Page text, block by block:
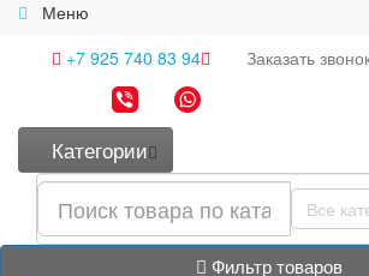
Меню
+7 925 740 83 94
Заказать
Категории
Все
Фильтр товаров